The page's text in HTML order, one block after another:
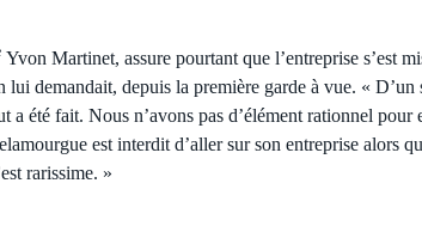
Yvon Martinet, assure pourtant que l’entreprise s’est
lui demandait, depuis la première garde à vue. «
a été fait. Nous n’avons pas d’élément rationnel pour
est interdit d’aller sur son entreprise alors
rarissime. »